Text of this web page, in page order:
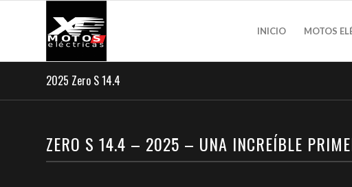
INICIO MOTOS
2025 Zero S 14.4
ZERO S 14.4 – 2025 – UNA INCREÍBLE